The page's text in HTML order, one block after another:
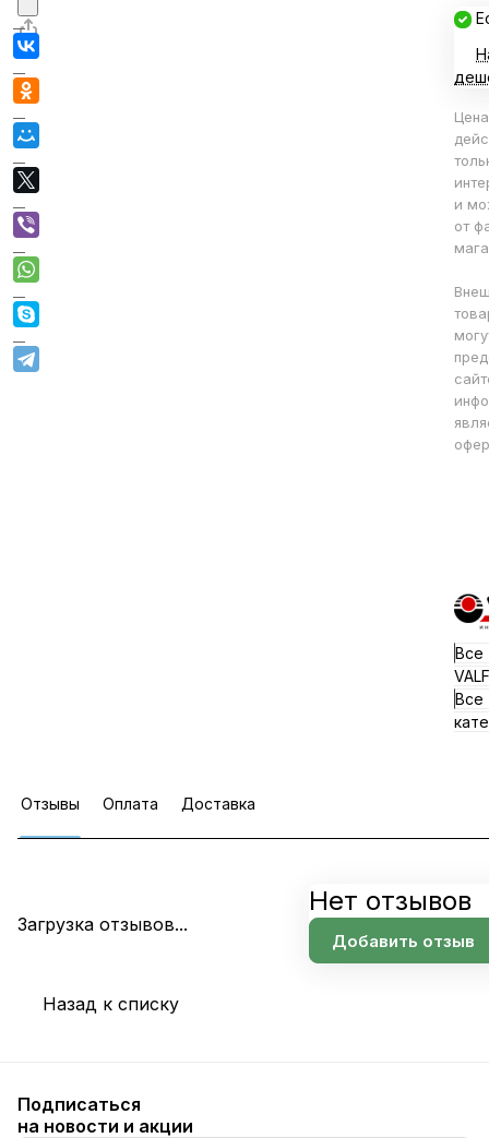
Цена
и
от
Все
Все
Отзывы Оплата Доставка
Загрузка отзывов...
Нет отзывов
Добавить отзыв
Назад к списку
Подписаться
на новости и акции